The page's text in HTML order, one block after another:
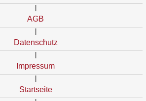
AGB
Datenschutz
Impressum
Startseite